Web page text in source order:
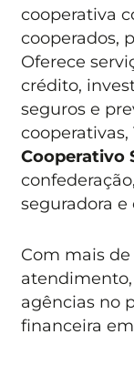
cooperativa
cooperados,
Oferece
crédito,
seguros e
Cooperativo
seguradora e
Com mais
agências no
financeira